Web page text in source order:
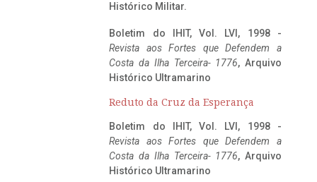
Histórico Militar.
Boletim do IHIT, Vol. LVI, 1998 -
Revista aos Fortes que Defendem a
Costa da Ilha Terceira- 1776, Arquivo
Histórico Ultramarino
Reduto da Cruz da Esperança
Boletim do IHIT, Vol. LVI, 1998 -
Revista aos Fortes que Defendem a
Costa da Ilha Terceira- 1776, Arquivo
Histórico Ultramarino